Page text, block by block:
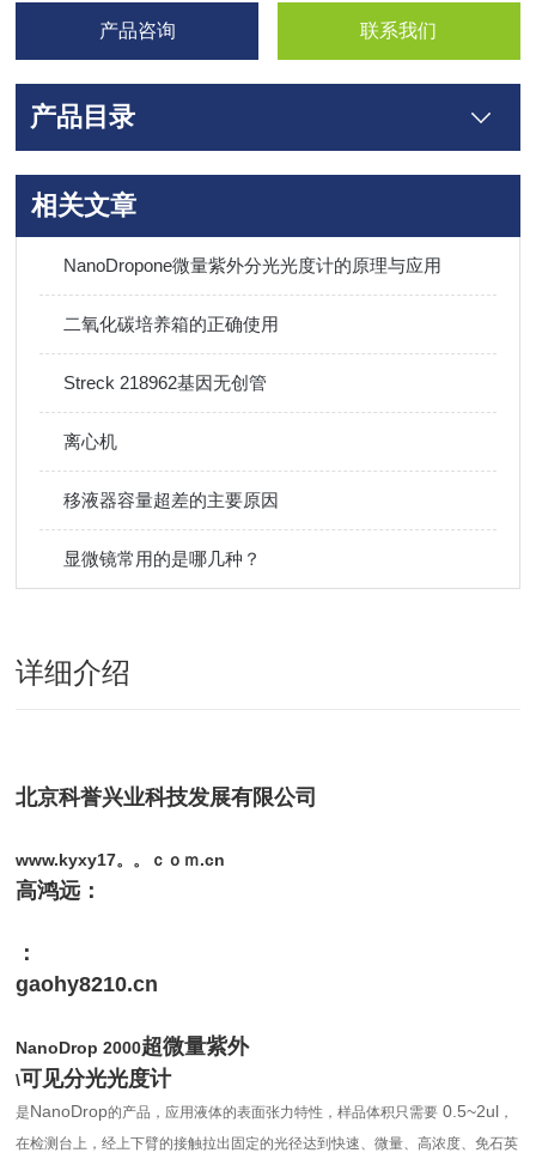
产品咨询 联系我们
产品目录
相关文章
NanoDropone微量紫外分光光度计的原理与应用
二氧化碳培养箱的正确使用
Streck 218962基因无创管
离心机
移液器容量超差的主要原因
显微镜常用的是哪几种？
详细介绍
北京科誉兴业科技发展有限公司
www.kyxy17。。ｃｏｍ.cn
高鸿远：
：
gaohy8210.cn
NanoDrop 2000超微量紫外
\可见分光光度计
是NanoDrop的产品，应用液体的表面张力特性，样品体积只需要 0.5~2ul ，
在检测台上，经上下臂的接触拉出固定的光径达到快速、微量、高浓度、免石英